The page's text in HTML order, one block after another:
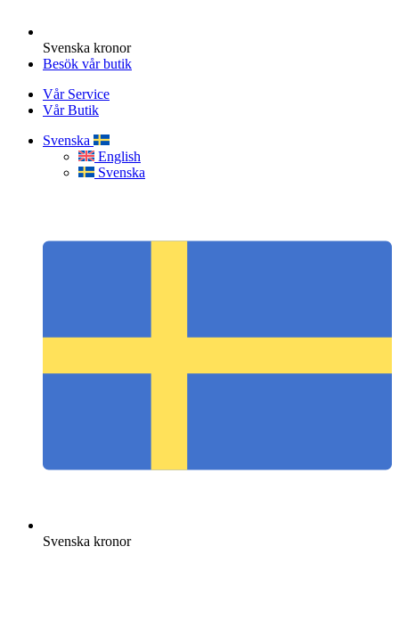
Svenska kronor
Besök vår butik
Vår Service
Vår Butik
Svenska
English
Svenska
Svenska kronor